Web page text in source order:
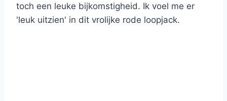
toch een leuke bijkomstigheid. Ik voel me er
'leuk uitzien' in dit vrolijke rode loopjack.